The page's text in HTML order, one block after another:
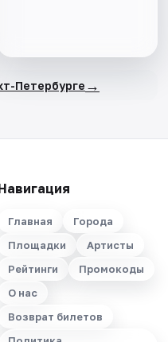
Петербурге →
Главная
Города
Площадки
Артисты
Рейтинги
Промокоды
О нас
Возврат билетов